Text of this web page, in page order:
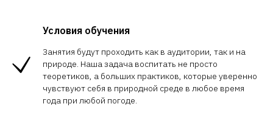
Условия обучения
Занятия будут проходить как в аудитории, так и на
природе. Наша задача воспитать не просто
теоретиков, а больших практиков, которые уверенно
чувствуют себя в природной среде в любое время
года при любой погоде.